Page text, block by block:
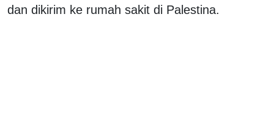
dan dikirim ke rumah sakit di Palestina.